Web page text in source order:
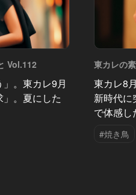
Vol.112
」。東カレ9月
。夏にした
東カレの
東カレ8
新時代
で体感し
#焼き鳥